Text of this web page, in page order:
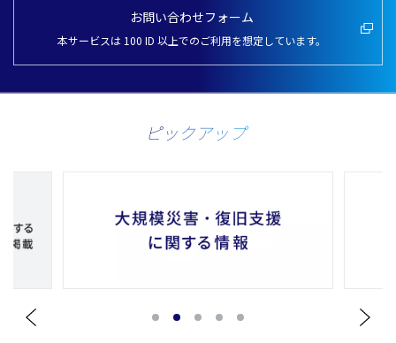
お問い合わせフォーム
本サービスは 100 ID 以上でのご利用を想定しています。
ピックアップ